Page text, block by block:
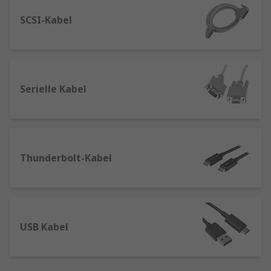
Anwendungen wie in Baumaschinen, Fahrzeugen
und Industrieanlagen. Auch in Geräten und
Hochgeschwindigkeitsverbindungen kommen
Kabelbaugruppen zum Einsatz.
Konfektionierte USB-Kabel
: ermöglichen
einfache Plug-and-Play-Verbindungen für
SCSI-Kabel
Serielle Kabel
Thunderbolt-Kabel
USB Kabel